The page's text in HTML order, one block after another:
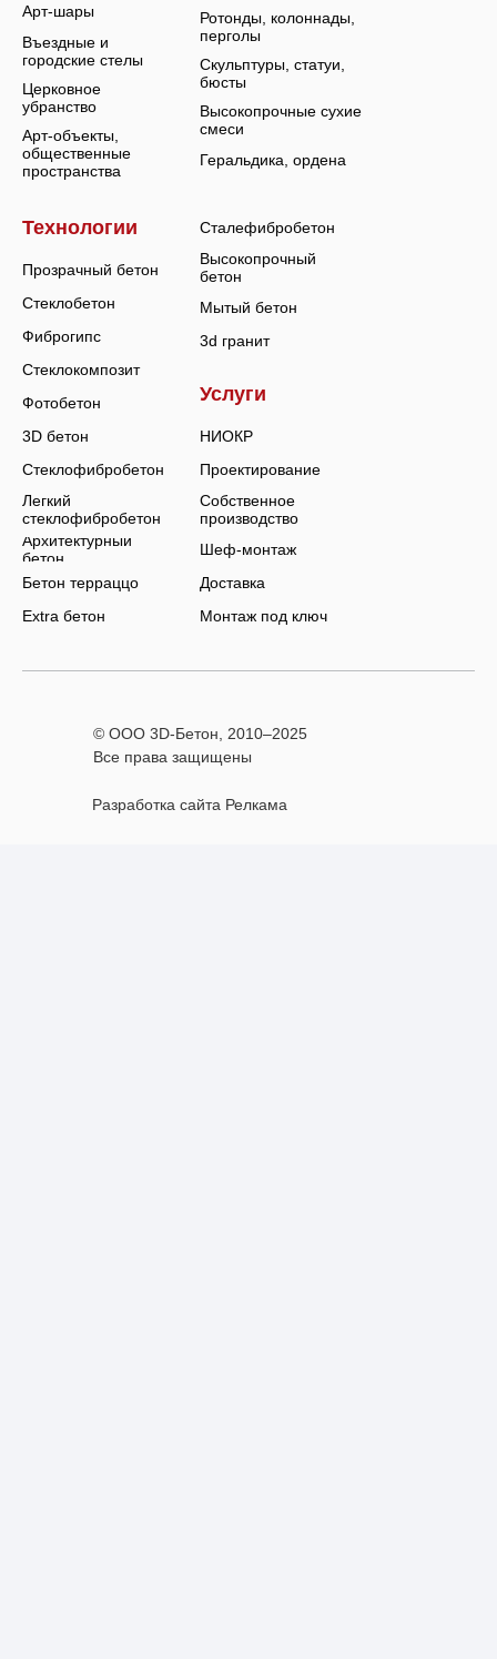
Арт-объекты,
общественные
пространства
Высокопрочные сухие
смеси
Скульптуры, статуи,
бюсты
Ротонды, колоннады,
перголы
Монтаж под ключ
Доставка
Шеф-монтаж
Собственное
производство
Проектирование
НИОКР
3d гранит
Мытый бетон
Высокопрочный
бетон
Сталефибробетон
Extra бетон
Бетон терраццо
Архитектурный
бетон
Легкий
стеклофибробетон
Стеклофибробетон
3D бетон
Фотобетон
Стеклокомпозит
Фиброгипс
Стеклобетон
Прозрачный бетон
Геральдика, ордена
Церковное
убранство
Въездные и
городские стелы
Арт-шары
Услуги
Технологии
Разработка сайта Релкама
© ООО 3D-Бетон, 2010–2025
Все права защищены